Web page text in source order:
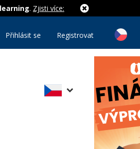
. Zjisti více:
Přihlásit se Registrovat